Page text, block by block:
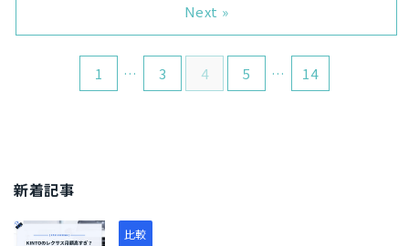
意保険についてわかりやすく解
か？などの疑問を解消できるの
で、オリックスカーリースが気
になって ...
イヤ交換についてこうした疑問
を持つ人は多いです。結論から
言うと、オリックスカーリース
のタイヤ交換は利用者の自己負
なるメンテナンス項目がいくつ
かあります。 本記事ではオリッ
クスカーリースのタイヤ交換に
ついて詳しく解説するので、オ
カーリースに対して、このよう
な疑問を持っている人は多いで
す。結論から言うと、オリック
スカーリースは法人・個人事業
主でも利用可能です。また、オ
1 … 3 4 5 … 14
Next »
新着記事
比較